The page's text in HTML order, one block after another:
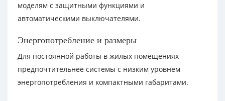
моделям с защитными функциями и
автоматическими выключателями.
Энергопотребление и размеры
Для постоянной работы в жилых помещениях
предпочтительнее системы с низким уровнем
энергопотребления и компактными габаритами.